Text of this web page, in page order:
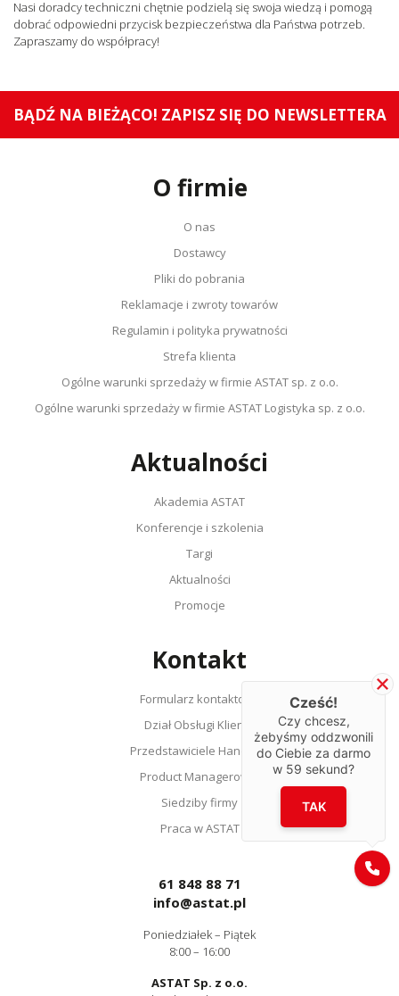
Nasi doradcy techniczni chętnie podzielą się swoja wiedzą i pomogą
dobrać odpowiedni przycisk bezpieczeństwa dla Państwa potrzeb.
Zapraszamy do współpracy!
BĄDŹ NA BIEŻĄCO! ZAPISZ SIĘ DO NEWSLETTERA
O firmie
O nas
Dostawcy
Pliki do pobrania
Reklamacje i zwroty towarów
Regulamin i polityka prywatności
Strefa klienta
Ogólne warunki sprzedaży w firmie ASTAT sp. z o.o.
Ogólne warunki sprzedaży w firmie ASTAT Logistyka sp. z o.o.
Aktualności
Akademia ASTAT
Konferencje i szkolenia
Targi
Aktualności
Promocje
Kontakt
Formularz kontaktowy
Dział Obsługi Klienta
Przedstawiciele Handlowi
Product Managerowie
Siedziby firmy
Praca w ASTAT
61 848 88 71
info@astat.pl
Poniedziałek – Piątek
8:00 – 16:00
ASTAT Sp. z o.o.
Cześć!
Czy chcesz,
żebyśmy oddzwonili
do Ciebie za darmo
w 59 sekund?
TAK